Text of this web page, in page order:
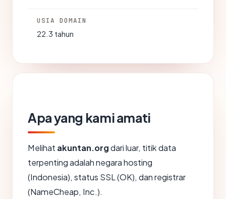
USIA DOMAIN
22.3 tahun
Apa yang kami amati
Melihat akuntan.orgdari luar, titik data
terpenting adalah negara hosting
(Indonesia), status SSL (OK), dan registrar
(NameCheap, Inc.).